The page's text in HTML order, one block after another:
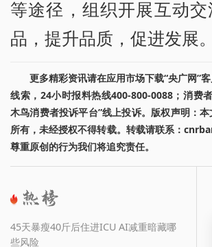
等途径，组织开展互动
品，提升品质，促进发展。
更多精彩资讯请在应用市场下载“央广网”
线索，24小时报料热线400-800-0088；消费
木鸟消费者投诉平台”线上投诉。版权声明：
所有，未经授权不得转载。转载请联系：
尊重原创的行为我们将追究责任。
45天暴瘦40斤后住进ICU AI减重暗藏哪
些风险